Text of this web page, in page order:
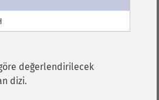
değerlendirilecek
dizi.